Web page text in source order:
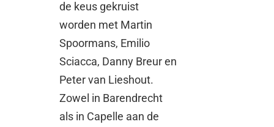
de keus gekruist
worden met Martin
Spoormans, Emilio
Sciacca, Danny Breur en
Peter van Lieshout.
Zowel in Barendrecht
als in Capelle aan de